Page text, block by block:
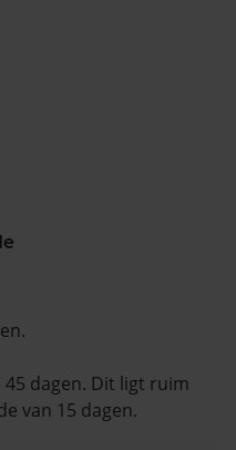
dagen. Dit ligt ruim
van 15 dagen.